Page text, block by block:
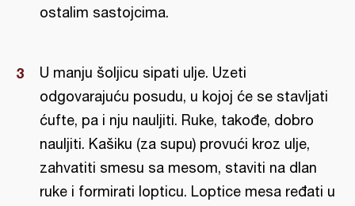
ostalim sastojcima.
U manju šoljicu sipati ulje. Uzeti
odgovarajuću posudu, u kojoj će se stavljati
ćufte, pa i nju nauljiti. Ruke, takođe, dobro
nauljiti. Kašiku (za supu) provući kroz ulje,
zahvatiti smesu sa mesom, staviti na dlan
ruke i formirati lopticu. Loptice mesa ređati u